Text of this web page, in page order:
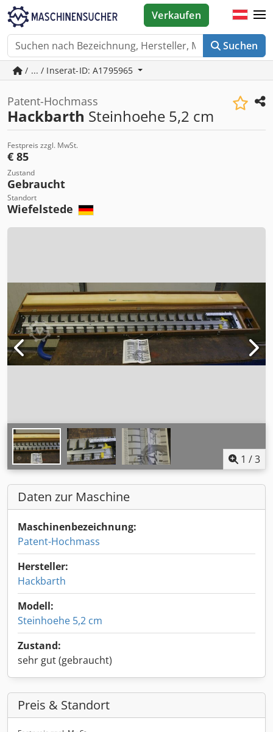
Suchen
Verkaufen
/ ... / Inserat-ID: A1795965
Patent-Hochmass
Hackbarth Steinhoehe 5,2 cm
Festpreis zzgl. MwSt.
€ 85
Zustand
Gebraucht
Standort
Wiefelstede
1 /3
Daten zur Maschine
Maschinenbezeichnung:
Patent-Hochmass
Hersteller:
Hackbarth
Modell:
Steinhoehe 5,2 cm
Zustand:
sehr gut (gebraucht)
Preis & Standort